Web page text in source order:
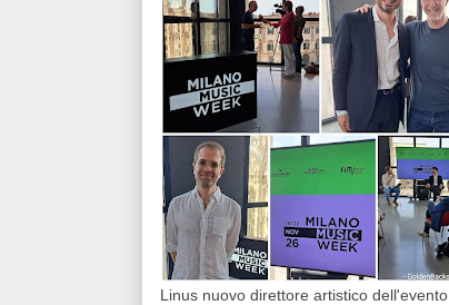
Linus nuovo direttore artistico dell'evento